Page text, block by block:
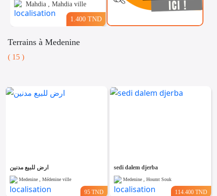
Mahdia , Mahdia ville
1.400 TND
Terrains à Medenine
( 15 )
ارض للبيع مدنين
Medenine , Médenine ville
95 TND
sedi dalem djerba
Medenine , Houmt Souk
114.400 TND